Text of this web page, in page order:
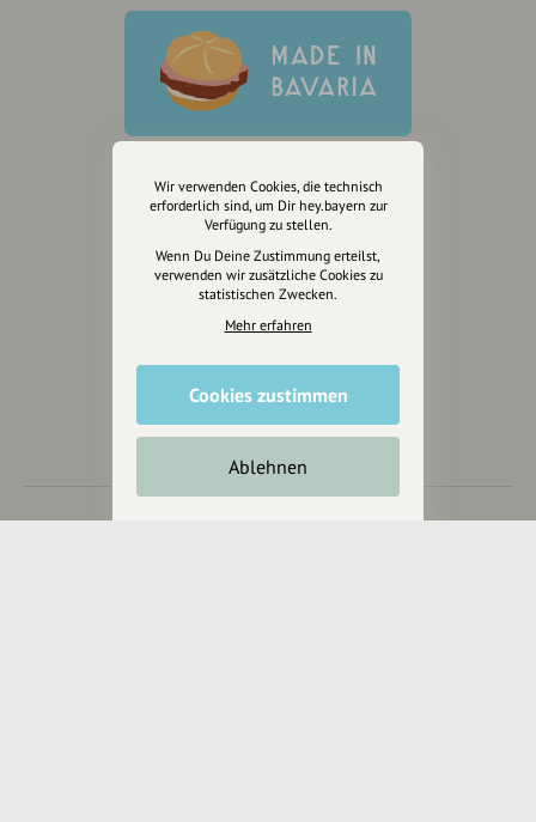
Wir verwenden Cookies, die technisch
erforderlich sind, um Dir hey.bayern zur
Verfügung zu stellen.
Wenn Du Deine Zustimmung erteilst,
verwenden wir zusätzliche Cookies zu
statistischen Zwecken.
Mehr erfahren
Cookies zustimmen
Ablehnen